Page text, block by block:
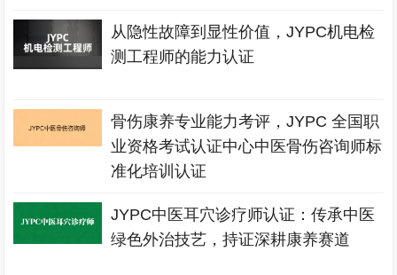
从隐性故障到显性价值，JYPC机电检
测工程师的能力认证
骨伤康养专业能力考评，JYPC 全国职
业资格考试认证中心中医骨伤咨询师标
准化培训认证
JYPC中医耳穴诊疗师认证：传承中医
绿色外治技艺，持证深耕康养赛道